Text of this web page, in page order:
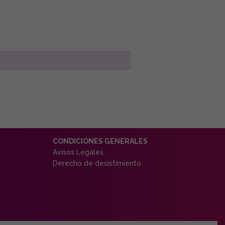
CONDICIONES GENERALES
Avisos Legales
Derecho de desistimiento